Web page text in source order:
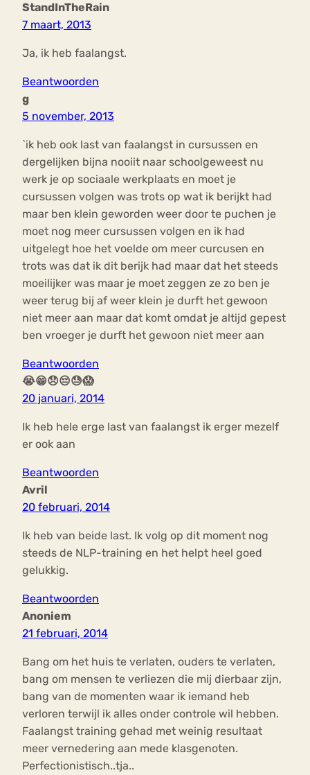
StandInTheRain
7 maart, 2013
Ja, ik heb faalangst.
Beantwoorden
g
5 november, 2013
`ik heb ook last van faalangst in cursussen en
dergelijken bijna nooiit naar schoolgeweest nu
werk je op sociaale werkplaats en moet je
cursussen volgen was trots op wat ik berijkt had
maar ben klein geworden weer door te puchen je
moet nog meer cursussen volgen en ik had
uitgelegt hoe het voelde om meer curcusen en
trots was dat ik dit berijk had maar dat het steeds
moeilijker was maar je moet zeggen ze zo ben je
weer terug bij af weer klein je durft het gewoon
niet meer aan maar dat komt omdat je altijd gepest
ben vroeger je durft het gewoon niet meer aan
Beantwoorden
😭😁😞😔😓😱
20 januari, 2014
Ik heb hele erge last van faalangst ik erger mezelf
er ook aan
Beantwoorden
Avril
20 februari, 2014
Ik heb van beide last. Ik volg op dit moment nog
steeds de NLP-training en het helpt heel goed
gelukkig.
Beantwoorden
Anoniem
21 februari, 2014
Bang om het huis te verlaten, ouders te verlaten,
bang om mensen te verliezen die mij dierbaar zijn,
bang van de momenten waar ik iemand heb
verloren terwijl ik alles onder controle wil hebben.
Faalangst training gehad met weinig resultaat
meer vernedering aan mede klasgenoten.
Perfectionistisch..tja..